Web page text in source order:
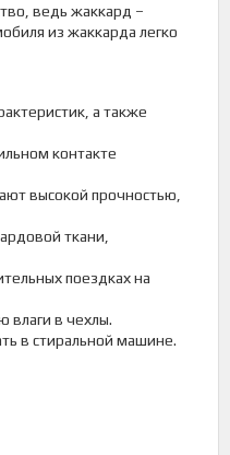
ведь жаккард –
из жаккарда легко
а также
контакте
высокой прочностью,
ткани,
поездках на
влаги в чехлы.
в стиральной машине.